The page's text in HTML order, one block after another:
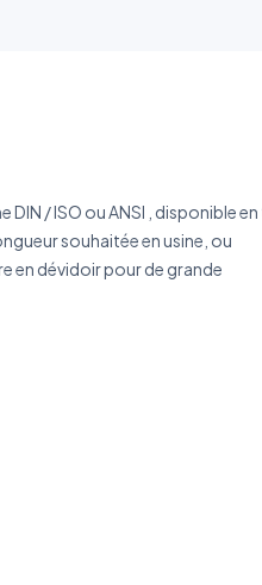
/ ISO ou ANSI , disponible
souhaitée en usine, ou
en dévidoir pour de grande
Décrivez votre besoin